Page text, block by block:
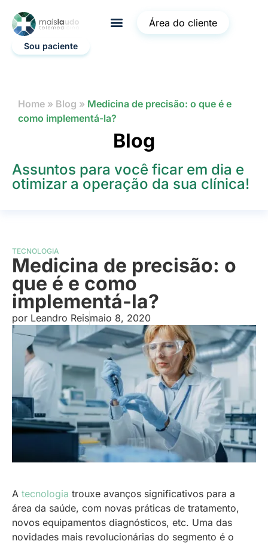
Área do cliente
Sou paciente
Home » Blog » Medicina de precisão: o que é e
como implementá-la?
Blog
Assuntos para você ficar em dia e
otimizar a operação da sua clínica!
TECNOLOGIA
Medicina de precisão: o
que é e como
implementá-la?
por Leandro Reismaio 8, 2020
A tecnologia trouxe avanços significativos para a
área da saúde, com novas práticas de tratamento,
novos equipamentos diagnósticos, etc. Uma das
novidades mais revolucionárias do segmento é o